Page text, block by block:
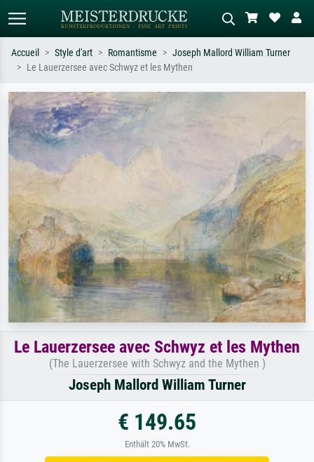
Recherchez par artiste, titre ou style –
ex. Monet, Nuit étoilée,
impressionnisme, vague de Hokusai,
nu.
tableau sombre, nu debout près d'un
Accueil Style d'art Romantisme
Joseph Mallord William Turner
Le Lauerzersee avec Schwyz et les Mythen
Le Lauerzersee avec Schwyz et les Mythen
(The Lauerzersee with Schwyz and the Mythen )
Joseph Mallord William Turner
€ 149.65
Enthält 20% MwSt.